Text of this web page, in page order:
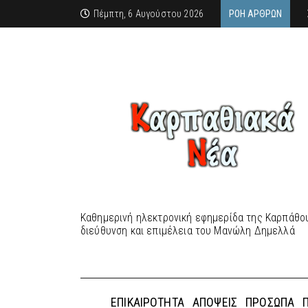
Πέμπτη, 6 Αυγούστου 2026 ΡΟΉ ΆΡΘΡΩΝ
Καθημερινή ηλεκτρονική εφημερίδα της
διεύθυνση και επιμέλεια του Μανώλη Δημελλά
ΕΠΙΚΑΙΡΌΤΗΤΑ ΑΠΌΨΕΙΣ ΠΡΌΣΩΠΑ